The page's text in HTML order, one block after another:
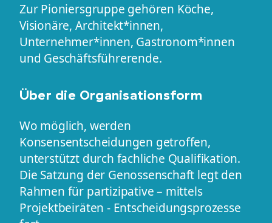
Zur Pioniersgruppe gehören Köche,
Visionäre, Architekt*innen,
Unternehmer*innen, Gastronom*innen
und Geschäftsführerende.
Über die Organisationsform
Wo möglich, werden
Konsensentscheidungen getroffen,
unterstützt durch fachliche Qualifikation.
Die Satzung der Genossenschaft legt den
Rahmen für partizipative – mittels
Projektbeiräten - Entscheidungsprozesse